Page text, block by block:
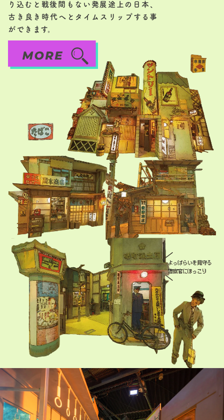
り込むと戦後間もない発展途上の日本、
古き良き時代へとタイムスリップする事
ができます。